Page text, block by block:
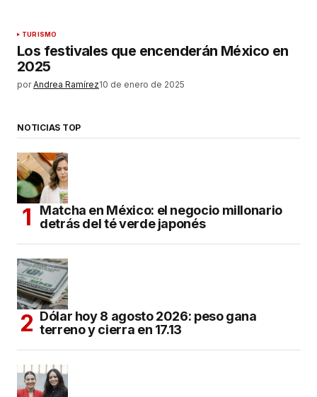
TURISMO
Los festivales que encenderán México en
2025
por Andrea Ramírez10 de enero de 2025
NOTICIAS TOP
Matcha en México: el negocio millonario
detrás del té verde japonés
Dólar hoy 8 agosto 2026: peso gana
terreno y cierra en 17.13